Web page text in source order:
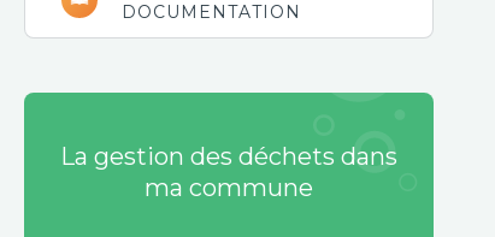
DOCUMENTATION
La gestion des déchets dans
ma commune